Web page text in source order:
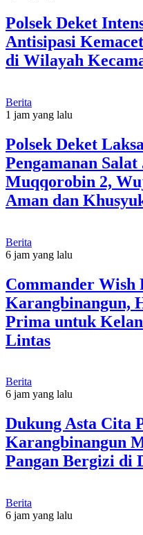
Polsek Deket
Antisipasi
di Wilayah
Berita
1 jam yang lalu
Polsek Deket
Pengamanan
Muqqorobin 2,
Aman dan
Berita
6 jam yang lalu
Commander Wish
Karangbinangun,
Prima untuk
Lintas
Berita
6 jam yang lalu
Dukung Asta Cita
Karangbinangun
Pangan Bergizi di
Berita
6 jam yang lalu